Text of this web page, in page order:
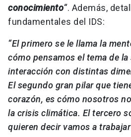
conocimiento“. Además,
fundamentales del IDS:
“El primero se le llama la
cómo pensamos el tema de
interacción con distintas
El segundo gran pilar que
corazón, es cómo nosotros
la crisis climática. El tercero
quieren decir vamos a